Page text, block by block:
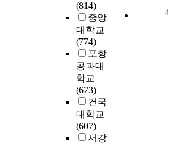
(814)
중앙
대학교
(774)
포항
공과대
학교
(673)
건국
대학교
(607)
서강
4